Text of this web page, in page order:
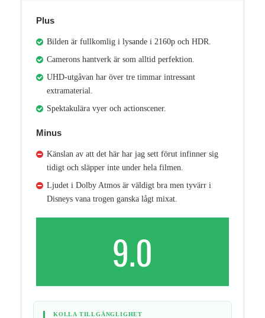
Plus
Bilden är fullkomlig i lysande i 2160p och HDR.
Camerons hantverk är som alltid perfektion.
UHD-utgåvan har över tre timmar intressant
extramaterial.
Spektakulära vyer och actionscener.
Minus
Känslan av att det här har jag sett förut infinner sig
tidigt och släpper inte under hela filmen.
Ljudet i Dolby Atmos är väldigt bra men tyvärr i
Disneys vana trogen ganska lågt mixat.
9.0
KOLLA TILLGÄNGLIGHET